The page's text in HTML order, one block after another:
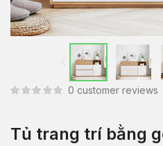
0 customer reviews
Tủ trang trí bằng